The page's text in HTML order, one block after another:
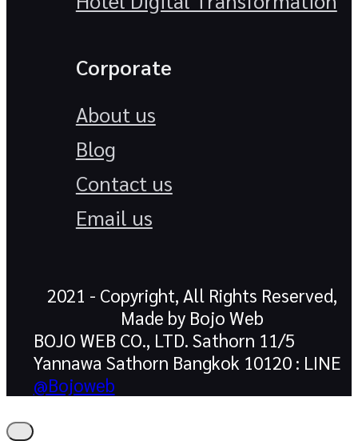
Corporate
About us
Blog
Contact us
Email us
2021 - Copyright, All Rights Reserved,
Made by Bojo Web
BOJO WEB CO., LTD. Sathorn 11/5
Yannawa Sathorn Bangkok 10120 : LINE
@Bojoweb